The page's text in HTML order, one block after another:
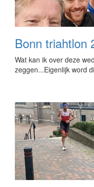
Bonn triahtlon
Wat kan ik over deze
zeggen...Eigenlijk word